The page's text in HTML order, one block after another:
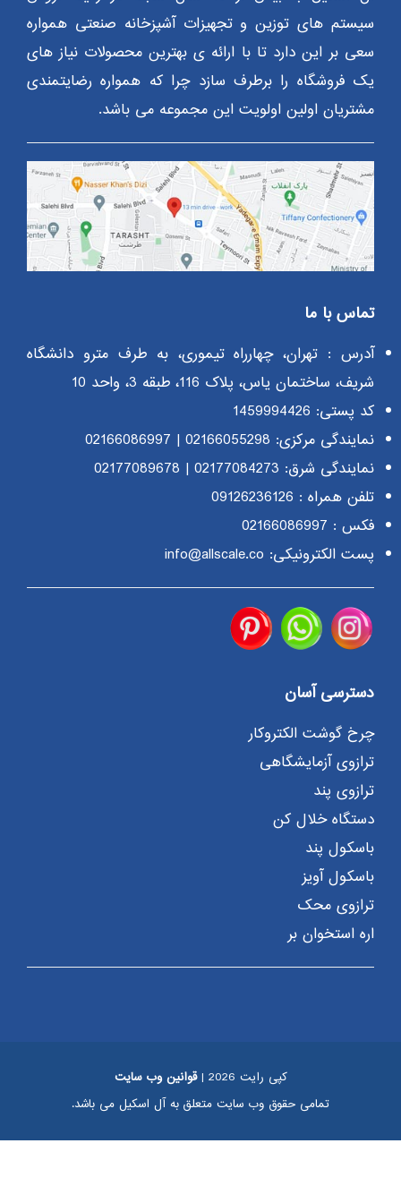
سیستم های توزین و تجهیزات آشپزخانه صنعتی همواره
سعی بر این دارد تا با ارائه ی بهترین محصولات نیاز های
یک فروشگاه را برطرف سازد چرا که همواره رضایتمندی
مشتریان اولین اولویت این مجموعه می باشد.
تماس با ما
آدرس : تهران، چهارراه تیموری، به طرف مترو دانشگاه
شریف، ساختمان یاس، پلاک 116، طبقه 3، واحد 10
کد پستی: 1459994426
نمایندگی مرکزی: 02166055298
|
02166086997
نمایندگی شرق: 02177084273
|
02177089678
تلفن همراه : 09126236126
فکس : 02166086997
پست الکترونیکی: info@allscale.co
دسترسی آسان
چرخ گوشت الکتروکار
ترازوی آزمایشگاهی
ترازوی پند
دستگاه خلال کن
باسکول پند
باسکول آویز
ترازوی محک
اره استخوان بر
کپی رایت 2026 |
قوانین وب سایت
تمامی حقوق وب سایت متعلق به آل اسکیل می باشد.